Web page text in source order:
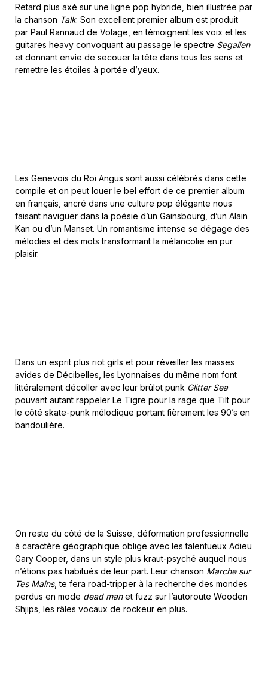
Retard plus axé sur une ligne pop hybride, bien illustrée par
la chanson Talk. Son excellent premier album est produit
par Paul Rannaud de Volage, en témoignent les voix et les
guitares heavy convoquant au passage le spectre Segalien
et donnant envie de secouer la tête dans tous les sens et
remettre les étoiles à portée d’yeux.
Les Genevois du Roi Angus sont aussi célébrés dans cette
compile et on peut louer le bel effort de ce premier album
en français, ancré dans une culture pop élégante nous
faisant naviguer dans la poésie d’un Gainsbourg, d’un Alain
Kan ou d’un Manset. Un romantisme intense se dégage des
mélodies et des mots transformant la mélancolie en pur
plaisir.
Dans un esprit plus riot girls et pour réveiller les masses
avides de Décibelles, les Lyonnaises du même nom font
littéralement décoller avec leur brûlot punk Glitter Sea
pouvant autant rappeler Le Tigre pour la rage que Tilt pour
le côté skate-punk mélodique portant fièrement les 90’s en
bandoulière.
On reste du côté de la Suisse, déformation professionnelle
à caractère géographique oblige avec les talentueux Adieu
Gary Cooper, dans un style plus kraut-psyché auquel nous
n’étions pas habitués de leur part. Leur chanson Marche sur
Tes Mains, te fera road-tripper à la recherche des mondes
perdus en mode dead manet fuzz sur l’autoroute Wooden
Shjips, les râles vocaux de rockeur en plus.